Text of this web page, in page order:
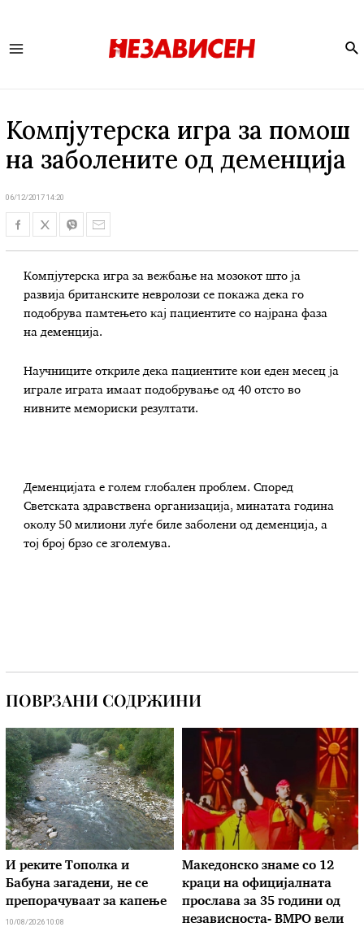
Компјутерска игра за помош
на заболените од деменција
06/12/2017 14:20
Компјутерска игра за вежбање на мозокот што ја
развија британските невролози се покажа дека го
подобрува памтењето кај пациентите со најрана фаза
на деменција.
Научниците откриле дека пациентите кои еден месец ја
играле играта имаат подобрување од 40 отсто во
нивните мемориски резултати.
Деменцијата е голем глобален проблем. Според
Светската здравствена организација, минатата година
околу 50 милиони луѓе биле заболени од деменција, а
тој број брзо се зголемува.
ПОВРЗАНИ СОДРЖИНИ
И реките Тополка и
Бабуна загадени, не се
препорачуваат за капење
10/08/2026 10:08
Македонско знаме со 12
краци на официјалната
прослава за 35 години од
независноста- ВМРО вели